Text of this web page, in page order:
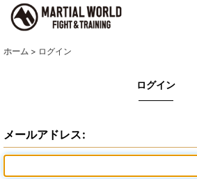
ホーム > ログイン
ログイン
メールアドレス: